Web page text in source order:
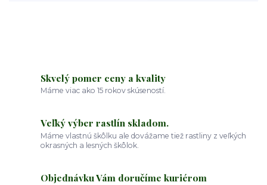
Skvelý pomer ceny a kvality
Máme viac ako 15 rokov skúseností.
Veľký výber rastlín skladom.
Máme vlastnú škôlku ale dovážame tiež rastliny z veľkých
okrasných a lesných škôlok.
Objednávku Vám doručíme kuriérom